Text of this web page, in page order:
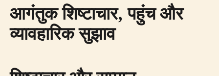
आगंतुक शिष्टाचार, पहुंच और
व्यावहारिक सुझाव